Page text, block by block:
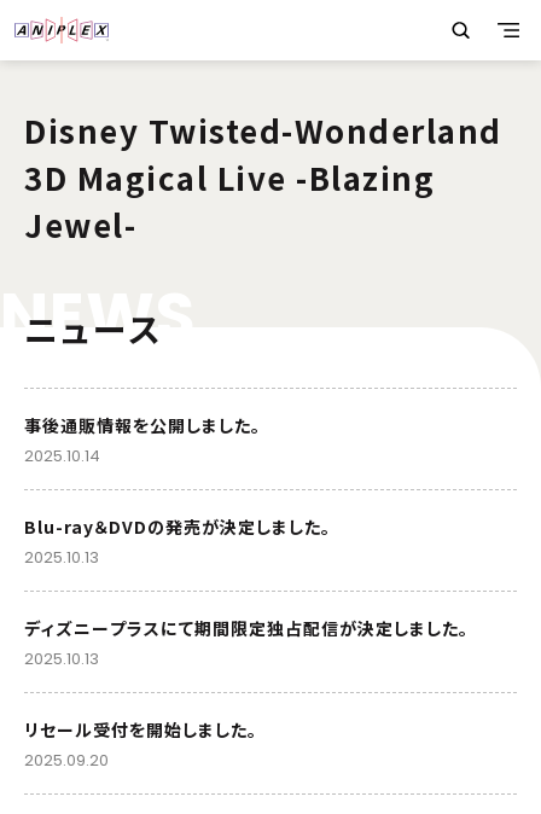
Disney Twisted-Wonderland
3D Magical Live -Blazing
Jewel-
NEWS
ニュース
事後通販情報を公開しました。
2025.10.14
Blu-ray＆DVDの発売が決定しました。
2025.10.13
ディズニープラスにて期間限定独占配信が決定しました。
2025.10.13
リセール受付を開始しました。
2025.09.20